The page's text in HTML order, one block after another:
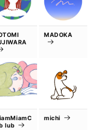
MADOKA
lub
michi